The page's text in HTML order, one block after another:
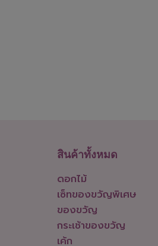
สินค้าทั้งหมด
ดอกไม้
เซ็ทของขวัญพิเศษ
ของขวัญ
กระเช้าของขวัญ
เค้ก